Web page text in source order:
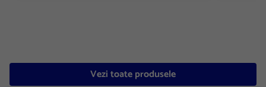
Vezi toate produsele